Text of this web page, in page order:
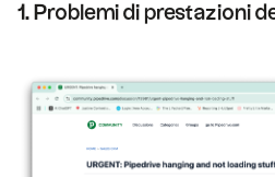
1. Problemi di prestazioni